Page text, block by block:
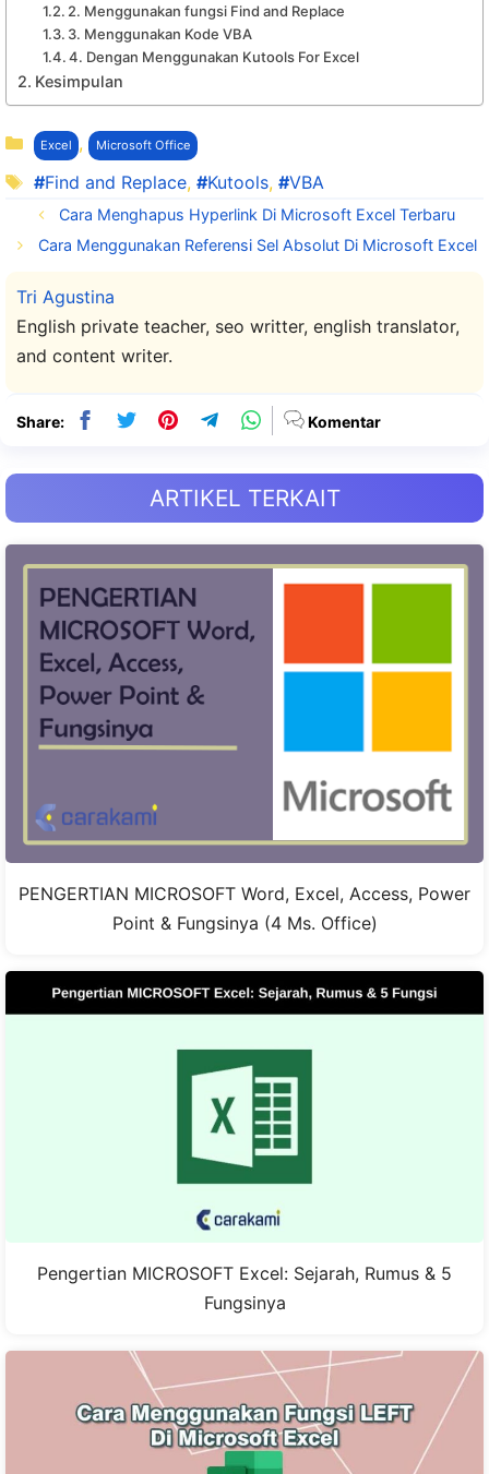
2. Menggunakan fungsi Find and Replace
3. Menggunakan Kode VBA
4. Dengan Menggunakan Kutools For Excel
Kesimpulan
Kategori
Excel , Microsoft Office
Tag
Find and Replace, Kutools, VBA
Cara Menghapus Hyperlink Di Microsoft Excel Terbaru
Cara Menggunakan Referensi Sel Absolut Di Microsoft Excel
Tri Agustina
English private teacher, seo writter, english translator,
and content writer.
Share: Komentar
ARTIKEL TERKAIT
PENGERTIAN MICROSOFT Word, Excel, Access, Power
Point & Fungsinya (4 Ms. Office)
Pengertian MICROSOFT Excel: Sejarah, Rumus & 5
Fungsinya